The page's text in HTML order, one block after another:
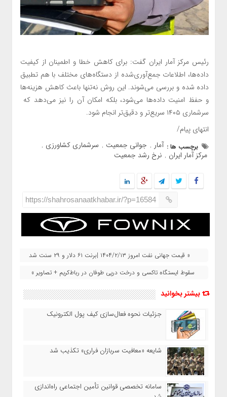
رئیس مرکز آمار ایران گفت: برای کاهش خطا و اطمینان از کیفیت
داده‌ها، اطلاعات جمع‌آوری‌شده از دستگاه‌های مختلف با هم تطبیق
داده شده و بررسی می‌شوند. این روش نه‌تنها باعث کاهش هزینه‌ها
و حفظ امنیت داده‌ها می‌شود، بلکه امکان آن را نیز می‌دهد که
سرشماری ۱۴۰۵ سریع‌تر و دقیق‌تر انجام شود.
انتهای پیام/
برچسب ها : آمار , جوانی جمعیت , سرشماری کشاورزی ,
مرکز آمار ایران , نرخ رشد جمعیت
https://shahrosanaatkhabar.ir/?p=16584
« قیمت جهانی نفت امروز ۱۴۰۴/۲/۱۳ |برنت ۶۱ دلار و ۲۹ سنت شد
سقوط ایستگاه تاکسی و درخت درپی طوفان در رباط‌کریم + تصاویر »
بیشتر بخوانید
جزئیات نحوه فعال‌سازی کیف پول الکترونیک
شایعه «معافیت سربازان فراری» تکذیب شد
سامانه تخصصی قوانین تأمین اجتماعی راه‌اندازی